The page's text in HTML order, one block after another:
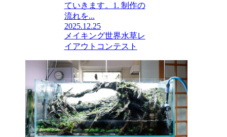
ていきます。1. 制作の
流れを...
2025.12.25
メイキング世界水草レ
イアウトコンテスト